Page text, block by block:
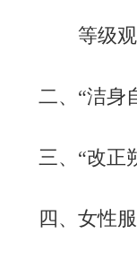
观念和
“洁身自
“改正朔，
女性服饰